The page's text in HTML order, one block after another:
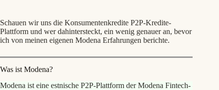
Schauen wir uns die Konsumentenkredite P2P-Kredite-
Plattform und wer dahintersteckt, ein wenig genauer an, bevor
ich von meinen eigenen Modena Erfahrungen berichte.
Was ist Modena?
Modena ist eine estnische P2P-Plattform der Modena Fintech-